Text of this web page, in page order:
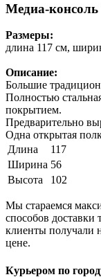
Медиа-
Размеры:
длина 117 см,
Описание:
Большие
Полностью
покрытием.
Предварительно
Одна открытая
Длина
117
Ширина 56
Высота
102
Мы стараемся
способов доставки
клиенты получали
цене.
Курьером по